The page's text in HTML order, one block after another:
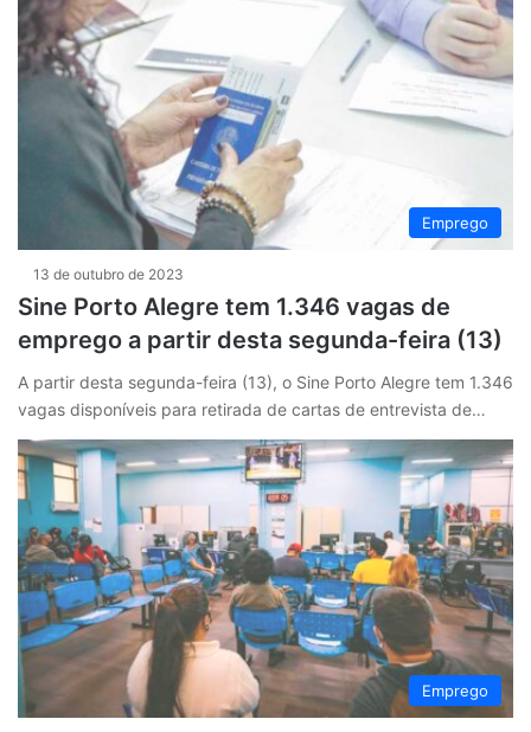
Emprego
13 de outubro de 2023
Sine Porto Alegre tem 1.346 vagas de
emprego a partir desta segunda-feira (13)
A partir desta segunda-feira (13), o Sine Porto Alegre tem 1.346
vagas disponíveis para retirada de cartas de entrevista de…
Emprego